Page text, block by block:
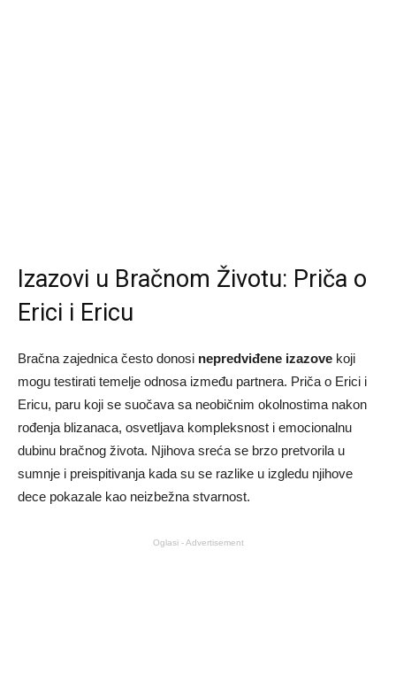
Izazovi u Bračnom Životu: Priča o
Erici i Ericu
Bračna zajednica često donosi nepredviđene izazove koji
mogu testirati temelje odnosa između partnera. Priča o Erici i
Ericu, paru koji se suočava sa neobičnim okolnostima nakon
rođenja blizanaca, osvetljava kompleksnost i emocionalnu
dubinu bračnog života. Njihova sreća se brzo pretvorila u
sumnje i preispitivanja kada su se razlike u izgledu njihove
dece pokazale kao neizbežna stvarnost.
Oglasi - Advertisement